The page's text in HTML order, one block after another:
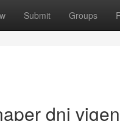
Submit Groups
dni